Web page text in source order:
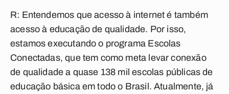
R: Entendemos que acesso à internet é também
acesso à educação de qualidade. Por isso,
estamos executando o programa Escolas
Conectadas, que tem como meta levar conexão
de qualidade a quase 138 mil escolas públicas de
educação básica em todo o Brasil. Atualmente, já